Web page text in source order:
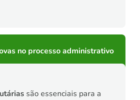
no processo administrativo
são essenciais para a